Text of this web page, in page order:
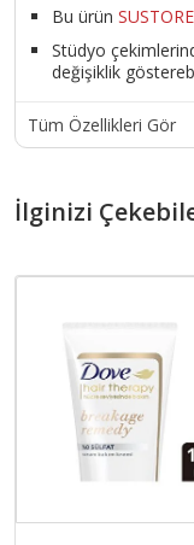
Bu ürün SUSTORE
Stüdyo
değişiklik
Tüm Özellikleri Gör
İlginizi